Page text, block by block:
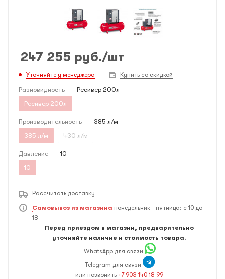
247 255 руб./шт
Уточняйте у менеджера Купить со скидкой
Разновидность — Ресивер 200л
Ресивер 200л
Производительность — 385 л/м
385 л/м
430 л/м
Давление — 10
10
Рассчитать доставку
Самовывоз из магазина понедельник - пятница: с 10 до
18
Перед приездом в магазин, предварительно
уточняйте наличие и стоимость товара.
WhatsApp для связи
Telegram для связи
или позвонить +7 903 140 18 99